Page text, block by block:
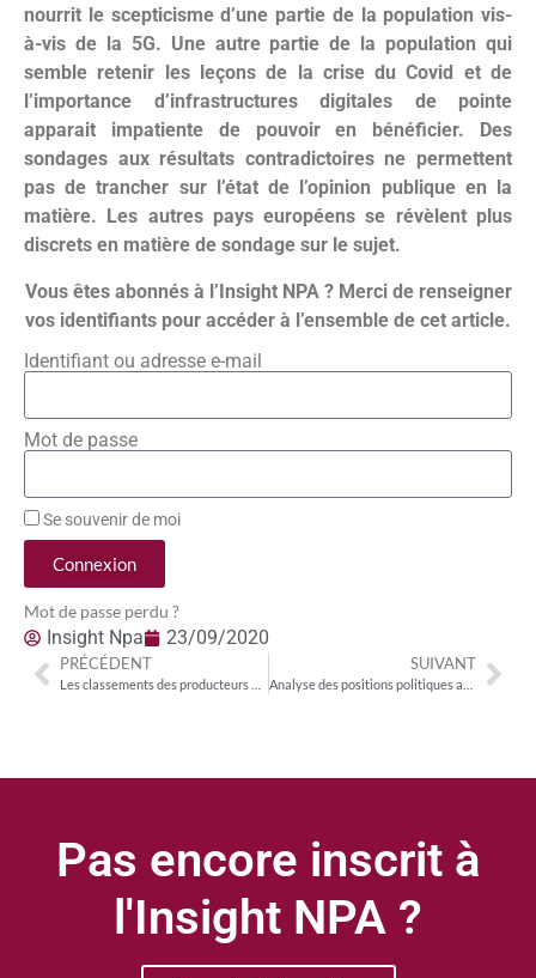
nourrit le scepticisme d’une partie de la population vis-
à-vis de la 5G. Une autre partie de la population qui
semble retenir les leçons de la crise du Covid et de
l’importance d’infrastructures digitales de pointe
apparait impatiente de pouvoir en bénéficier. Des
sondages aux résultats contradictoires ne permettent
pas de trancher sur l’état de l’opinion publique en la
matière. Les autres pays européens se révèlent plus
discrets en matière de sondage sur le sujet.
Vous êtes abonnés à l’Insight NPA ? Merci de renseigner
vos identifiants pour accéder à l’ensemble de cet article.
Identifiant ou adresse e-mail
Mot de passe
Se souvenir de moi
Connexion
Mot de passe perdu ?
Insight Npa 23/09/2020
PRÉCÉDENT SUIVANT
Pas encore inscrit à
l'Insight NPA ?